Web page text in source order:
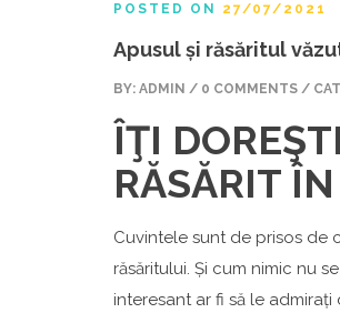
POSTED ON 27/07/2021
Apusul și răsăritul
BY: ADMIN / 0 COMMENTS /
ÎŢI
RĂSĂRIT
Cuvintele sunt de prisos de
răsăritului. Și cum nimic nu
interesant ar fi să le